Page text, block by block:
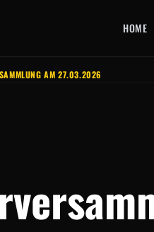
HOME
AM 27.03.2026